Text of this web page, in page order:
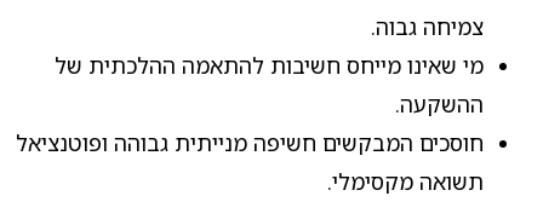
צמיחה גבוה.
מי שאינו מייחס חשיבות להתאמה ההלכתית של
ההשקעה.
חוסכים המבקשים חשיפה מנייתית גבוהה ופוטנציאל
תשואה מקסימלי.